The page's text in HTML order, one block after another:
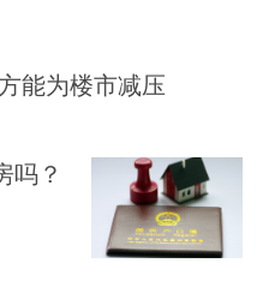
能为楼市减压
吗？